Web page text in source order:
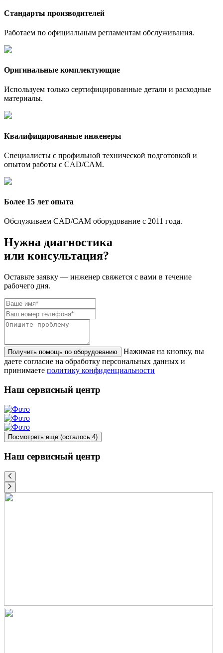
Стандарты производителей
Работаем по официальным регламентам обслуживания.
Оригинальные комплектующие
Используем только сертифицированные детали и расходные
материалы.
Квалифицированные инженеры
Специалисты с профильной технической подготовкой и
опытом работы с CAD/CAM.
Более 15 лет опыта
Обслуживаем CAD/CAM оборудование с 2011 года.
Нужна диагностика
или консультация?
Оставьте заявку — инженер свяжется с вами в течение
рабочего дня.
Получить помощь по оборудованию
Нажимая на кнопку, вы
даете согласие на обработку персональных данных и
принимаете политику конфиденциальности
Наш сервисный центр
Посмотреть еще (осталось 4)
Наш сервисный центр